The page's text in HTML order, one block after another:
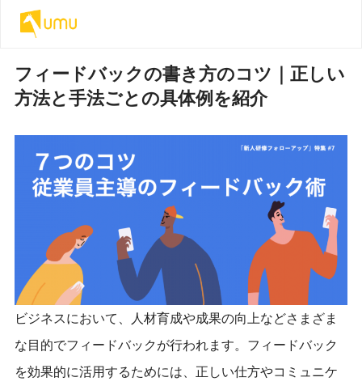
フィードバックの書き方のコツ｜正しい
方法と手法ごとの具体例を紹介
ビジネスにおいて、人材育成や成果の向上などさまざま
な目的でフィードバックが行われます。フィードバック
を効果的に活用するためには、正しい仕方やコミュニケ